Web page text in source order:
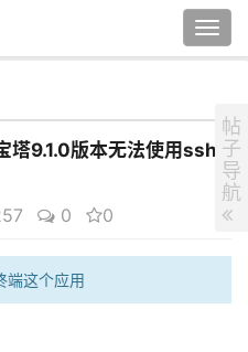
9.1.0版本无法使用ssh
0 0
端这个应用
帖
子
导
航